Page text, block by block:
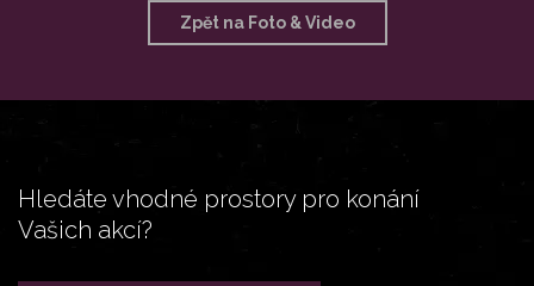
Zpět na Foto & Video
Hledáte vhodné prostory pro konání
Vašich akcí?